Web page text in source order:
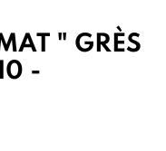
" GRÈS
-